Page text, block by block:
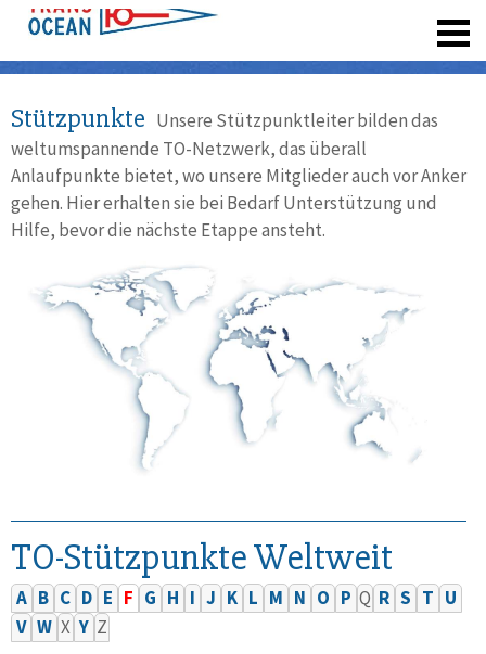
Stützpunkte Unsere Stützpunktleiter bilden das
weltumspannende TO-Netzwerk, das überall
Anlaufpunkte bietet, wo unsere Mitglieder auch vor Anker
gehen. Hier erhalten sie bei Bedarf Unterstützung und
Hilfe, bevor die nächste Etappe ansteht.
TO-Stützpunkte Weltweit
A B C D E F G H I J K L M N O P Q R S T U
V W X Y Z